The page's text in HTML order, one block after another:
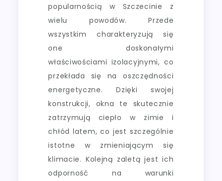
popularnością w Szczecinie z
wielu powodów. Przede
wszystkim charakteryzują się
one doskonałymi
właściwościami izolacyjnymi, co
przekłada się na oszczędności
energetyczne. Dzięki swojej
konstrukcji, okna te skutecznie
zatrzymują ciepło w zimie i
chłód latem, co jest szczególnie
istotne w zmieniającym się
klimacie. Kolejną zaletą jest ich
odporność na warunki